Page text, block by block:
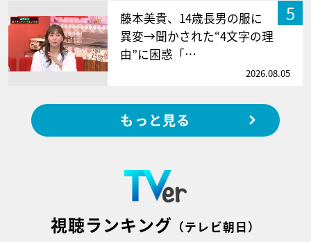
5
藤本美貴、14歳長男の服に
異変→聞かされた“4文字の理
由”に困惑「…
2026.08.05
もっと見る
視聴ランキング （テレビ朝日）